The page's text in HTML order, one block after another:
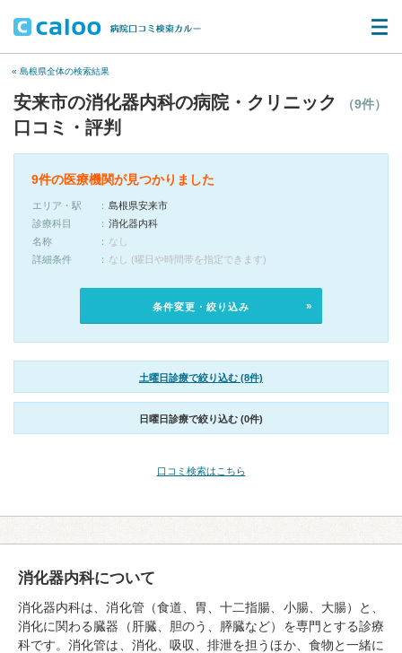
« 島根県全体の検索結果
安来市の消化器内科の病院・クリニック （9件）
口コミ・評判
9件の医療機関が見つかりました
エリア・駅
島根県安来市
診療科目
消化器内科
名称
なし
詳細条件
なし (曜日や時間帯を指定できます)
条件変更・絞り込み
土曜日診療で絞り込む (8件)
日曜日診療で絞り込む (0件)
口コミ検索はこちら
消化器内科について
消化器内科は、消化管（食道、胃、十二指腸、小腸、大腸）と、
消化に関わる臓器（肝臓、胆のう、膵臓など）を専門とする診療
科です。消化管は、消化、吸収、排泄を担うほか、食物と一緒に